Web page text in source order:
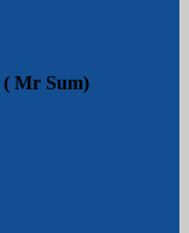
( Mr Sum)